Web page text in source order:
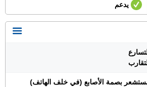
يدعم
بصمة الأصابع (في خلف الهاتف)